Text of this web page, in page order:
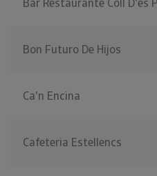
Bar Restaurante Coll D'es
Bon Futuro De Hijos
Ca'n Encina
Cafeteria Estellencs